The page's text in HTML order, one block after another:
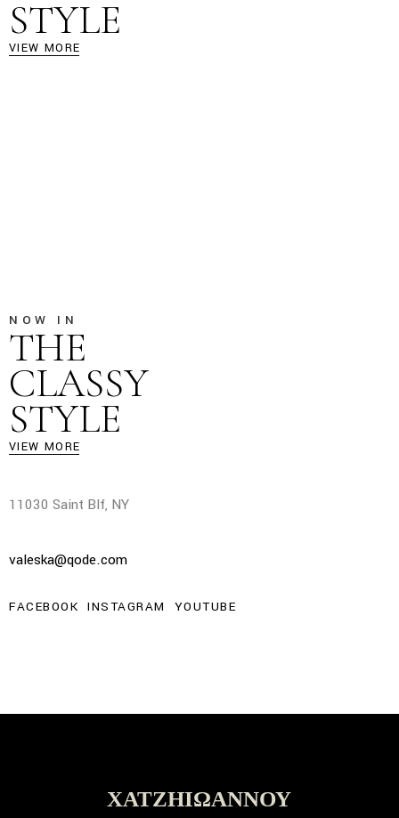
STYLE
VIEW MORE
NOW IN
THE
CLASSY
STYLE
VIEW MORE
11030 Saint Blf, NY
valeska@qode.com
FACEBOOK INSTAGRAM YOUTUBE
ΧΑΤΖΗΙΩΆΝΝΟΥ